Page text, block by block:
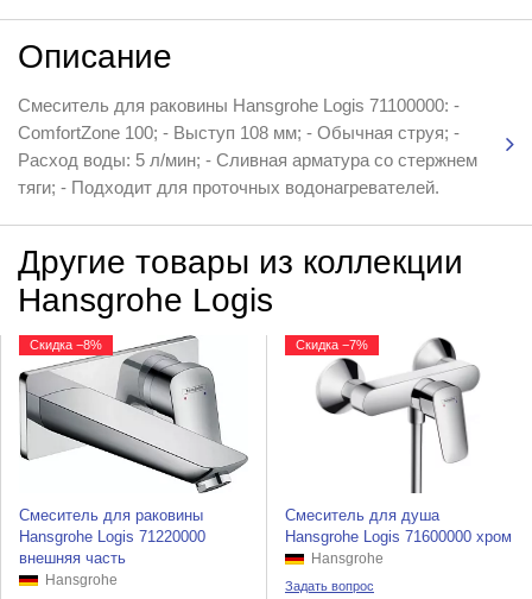
Описание
Смеситель для раковины Hansgrohe Logis 71100000: -
ComfortZone 100; - Выступ 108 мм; - Обычная струя; -
Расход воды: 5 л/мин; - Сливная арматура со стержнем
тяги; - Подходит для проточных водонагревателей.
Другие товары из коллекции
Hansgrohe Logis
Скидка −8%
Смеситель для раковины
Hansgrohe Logis 71220000
внешняя часть
Hansgrohe
Скидка −7%
Смеситель для душа
Hansgrohe Logis 71600000 хром
Hansgrohe
Задать вопрос